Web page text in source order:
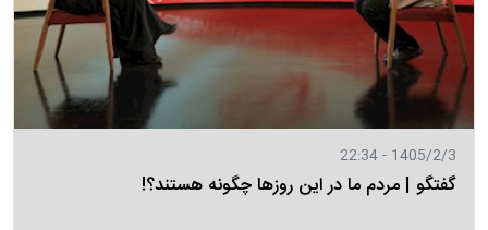
1405/2/3 - 22:34
گفتگو | مردم ما در این روزها چگونه هستند؟!